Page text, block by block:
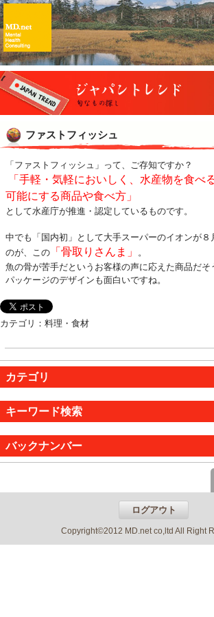
ファストフィッシュ
「ファストフィッシュ」って、ご存知ですか？
「手軽・気軽においしく、水産物を食べ
可能にする商品や食べ方」
として水産庁が推進・認定しているものです。
中でも「国内初」として大手スーパーのイオンが８
のが、この 「骨取りさんま」
。
魚の骨が苦手だというお客様の声に応えた商品だそ
パッケージのデザインも面白いですね。
カテゴリ：料理・食材
カテゴリ
キーワード検索
バックナンバー
ログアウト
Copyright©2012 MD.net co,ltd All Right